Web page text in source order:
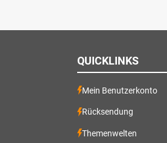
QUICKLINKS
Mein Benutzerkonto
Rücksendung
Themenwelten